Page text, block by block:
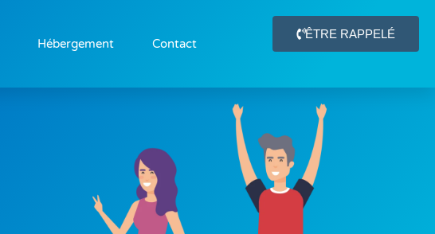
Hébergement Contact
ÊTRE RAPPELÉ